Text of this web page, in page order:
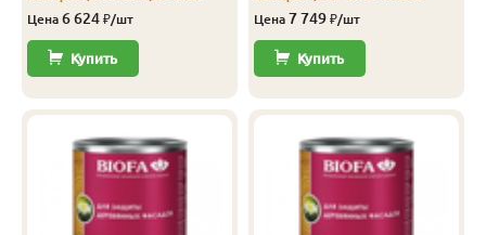
Сорт «В-С»
Цена 6 624 ₽/шт
Купить
Цена 7 749 ₽/шт
Купить